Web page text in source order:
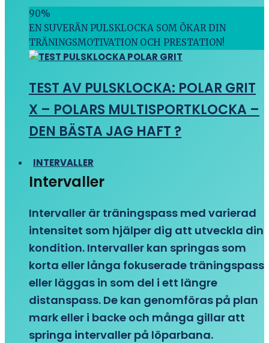
90%
EN SUVERÄN PULSKLOCKA SOM ÖKAR DIN
TRÄNINGSMOTIVATION OCH PRESTATION!
TEST AV PULSKLOCKA: POLAR GRIT
X – POLARS MULTISPORTKLOCKA –
DEN BÄSTA JAG HAFT ?
INTERVALLER
Intervaller
Intervaller är träningspass med varierad
intensitet som hjälper dig att utveckla din
kondition. Intervaller kan springas som
korta eller långa fokuserade träningspass
eller läggas in som del i ett längre
distanspass. De kan genomföras på plan
mark eller i backe och många gillar att
springa intervaller på löparbana.